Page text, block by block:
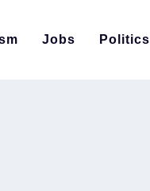
Jobs Politics